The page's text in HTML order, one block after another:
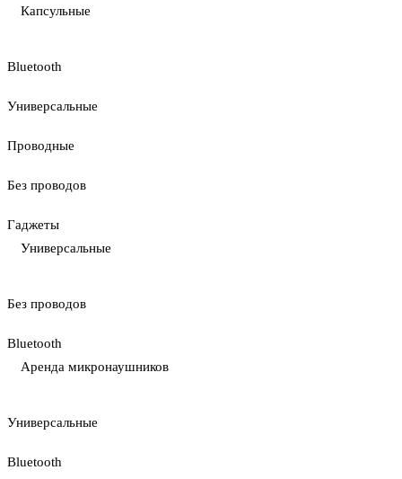
Капсульные
Bluetooth
Универсальные
Проводные
Без проводов
Гаджеты
Универсальные
Без проводов
Bluetooth
Аренда микронаушников
Универсальные
Bluetooth